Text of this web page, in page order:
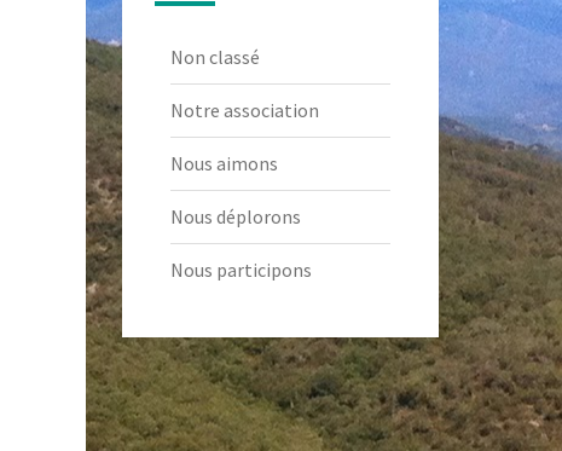
Non classé
Notre association
Nous aimons
Nous déplorons
Nous participons